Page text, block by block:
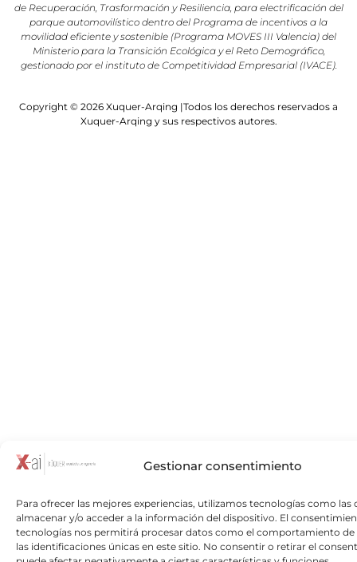
Gestionar consentimiento
Para ofrecer las mejores experiencias, utilizamos tecnologías como las
almacenar y/o acceder a la información del dispositivo. El
tecnologías nos permitirá procesar datos como el comportamiento de
las identificaciones únicas en este sitio. No consentir o retirar el
de Recuperación, Trasformación y Resiliencia, para electrificación del
parque automovilístico dentro del Programa de incentivos a la
movilidad eficiente y sostenible (Programa MOVES III Valencia) del
Ministerio para la Transición Ecológica y el Reto Demográfico,
gestionado por el instituto de Competitividad Empresarial (IVACE).
Copyright © 2026 Xuquer-Arqing |Todos los derechos reservados a
Xuquer-Arqing y sus respectivos autores.